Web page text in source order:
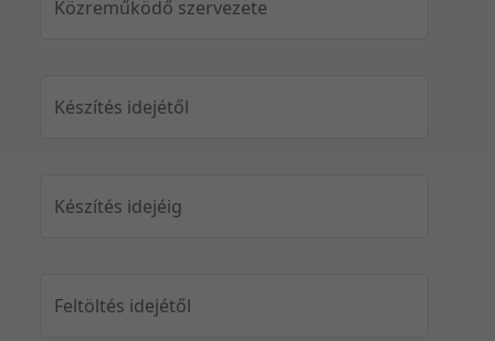
Közreműködő szervezete
Készítés idejétől
Készítés idejéig
Feltöltés idejétől